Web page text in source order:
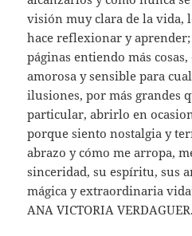
visión muy clara de la vida,
hace reflexionar y aprender;
páginas entiendo más
amorosa y sensible para
ilusiones, por más grandes
particular, abrirlo en
porque siento nostalgia y
abrazo y cómo me arropa,
sinceridad, su espíritu, sus
mágica y extraordinaria
ANA VICTORIA VERDAGUER.